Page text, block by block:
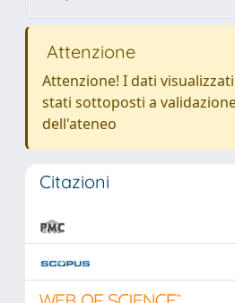
Attenzione
Attenzione! I dati
stati sottoposti a
dell'ateneo
Citazioni